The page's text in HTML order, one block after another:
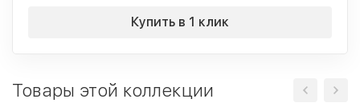
Купить в 1 клик
Товары этой коллекции